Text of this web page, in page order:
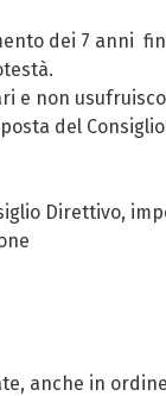
dei 7 anni
e non
del
Direttivo,
in